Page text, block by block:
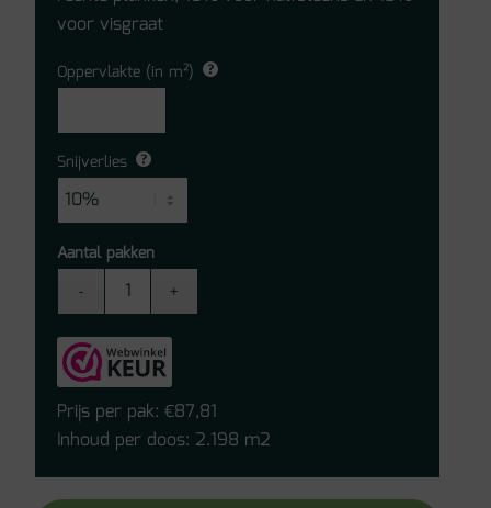
voor visgraat
Oppervlakte (in m²)
Snijverlies
Aantal pakken
Layred
Izusa
Stone
08206
aantal
Prijs per pak:€87,81
Inhoud per doos: 2.198 m2